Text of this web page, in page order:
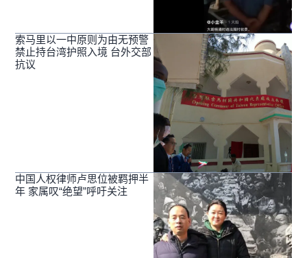
索马里以一中原则为由无预警
禁止持台湾护照入境 台外交部
抗议
中国人权律师卢思位被羁押半
年 家属叹“绝望”呼吁关注